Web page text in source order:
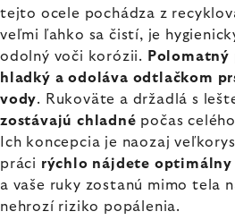
tejto ocele pochádza z
veľmi ľahko sa čistí, je
odolný voči korózii.
Polomatný
hladký a odoláva odtlačkom
vody. Rukoväte a držadlá s
zostávajú chladné počas
Ich koncepcia je naozaj
práci rýchlo nájdete optimálny
a vaše ruky zostanú mimo tela
nehrozí riziko popálenia.